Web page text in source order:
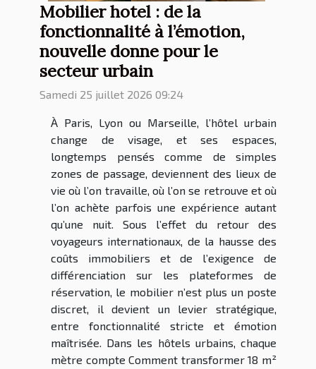
Mobilier hotel : de la
fonctionnalité à l’émotion,
nouvelle donne pour le
secteur urbain
Samedi 25 juillet 2026 09:24
À Paris, Lyon ou Marseille, l’hôtel urbain
change de visage, et ses espaces,
longtemps pensés comme de simples
zones de passage, deviennent des lieux de
vie où l’on travaille, où l’on se retrouve et où
l’on achète parfois une expérience autant
qu’une nuit. Sous l’effet du retour des
voyageurs internationaux, de la hausse des
coûts immobiliers et de l’exigence de
différenciation sur les plateformes de
réservation, le mobilier n’est plus un poste
discret, il devient un levier stratégique,
entre fonctionnalité stricte et émotion
maîtrisée. Dans les hôtels urbains, chaque
mètre compte Comment transformer 18 m²